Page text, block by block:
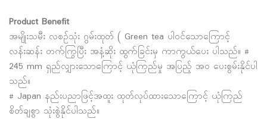
Product Benefit
အမျိုးသမီး လစဥ်သုံး ဂွမ်းထုတ် ( Green tea ပါဝင်သောကြောင့်
လန်းဆန်း တက်ကြွပြီး အနံ့ဆိုး ထွက်ခြင်းမှ ကာကွယ်ပေး ပါသည်။ #
245 mm ရှည်လျှားသောကြောင့် ယုံကြည်မှု အပြည့် အဝ ပေးစွမ်းနိုင်ပါ
သည်။
# Japan နည်းပညာဖြင့်အထူး ထုတ်လုပ်ထားသောကြောင့် ယုံကြည်
စိတ်ချစွာ သုံးစွဲနိုင်ပါသည်။